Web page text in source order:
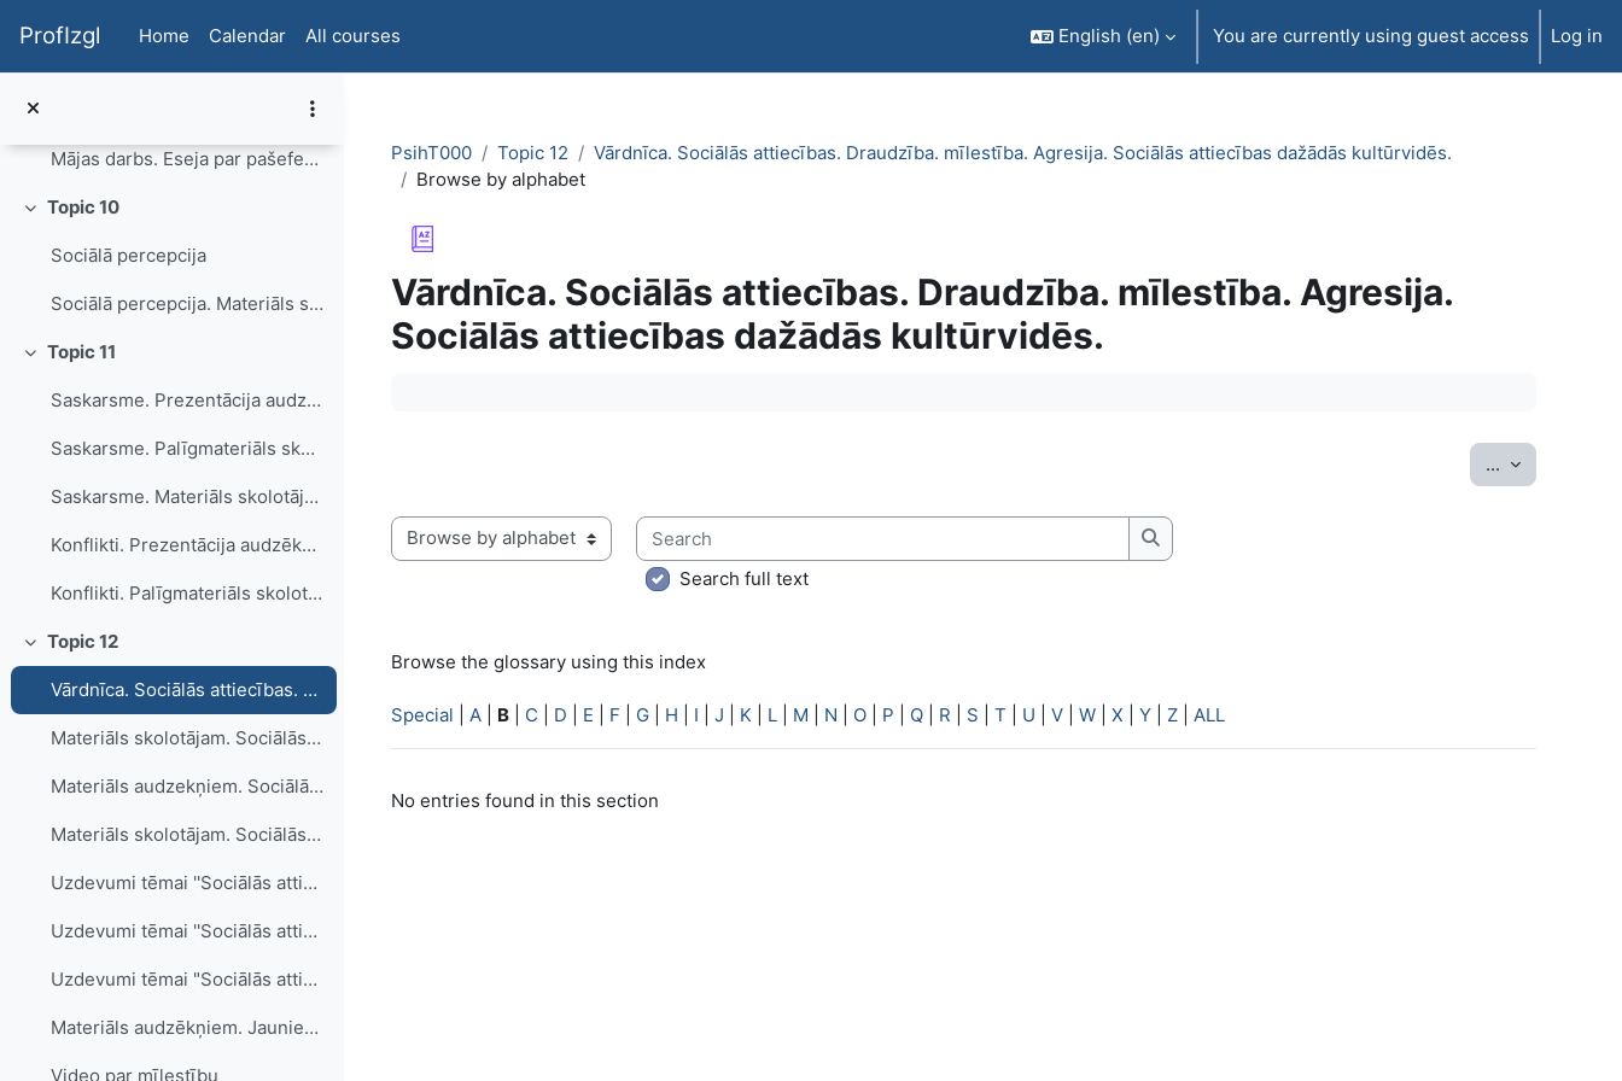
ProfIzgl Home Calendar All courses English ‎(en)‎ You are currently using guest access Log in
Sociāli nosacītās personības īpašības. Vārdnīca
Mājas darbs. Eseja par pašefektivitāti.
Collapse
Topic 10
Sociālā percepcija
Sociālā percepcija. Materiāls skolotājam
Collapse
Topic 11
Saskarsme. Prezentācija audzēkņiem
Saskarsme. Palīgmateriāls skolotājam. Prezentācija ar piezīmēm.
Saskarsme. Materiāls skolotājam.
Konflikti. Prezentācija audzēkņiem.
Konflikti. Palīgmateriāls skolotājam. Uzdevumi, vārdnīca.
Collapse
Topic 12
Vārdnīca. Sociālās attiecības. Draudzība. mīlestība. Agresija. Sociālās attiecības dažādās kultūrvidēs.
Materiāls skolotājam. Sociālās attiecības. Draudzība. Mīlestība. Agresija.
Materiāls audzekņiem. Sociālās attiecības.Draudzība. Mīlestība. Agresija.
Materiāls skolotājam. Sociālās attiecības dažādās kultūrvidēs. Jauniešu subkultūra
Uzdevumi tēmai ''Sociālās attiecības"
Uzdevumi tēmai ''Sociālās attiecības"
Uzdevumi tēmai "Sociālās attiecības dažādās kultūrvidēs. Jauniešu subkultūra"
Materiāls audzēkņiem. Jauniešu subkultūra
Video par mīlestību
PsihT000 Topic 12
Vārdnīca. Sociālās attiecības. Draudzība. mīlestība. Agresija. Sociālās attiecības dažādās kultūrvidēs.
Browse by alphabet
Vārdnīca. Sociālās attiecības. Draudzība. mīlestība. Agresija.
Sociālās attiecības dažādās kultūrvidēs.
... Export
Browse the glossary using this index
Search
Search
Search full text
Browse the glossary using this index
Special A B C D E F G H I J K L M N O P Q R S T U V W X Y Z ALL
No entries found in this section